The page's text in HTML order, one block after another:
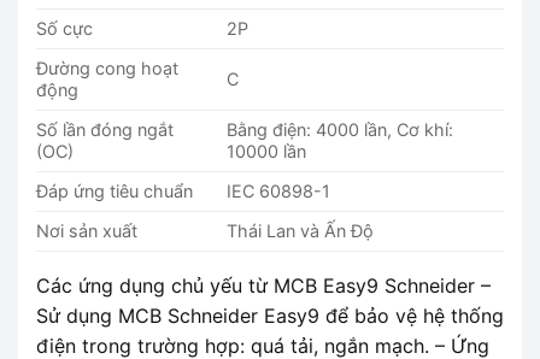
Số cực
2P
Đường cong hoạt
động
C
Số lần đóng ngắt
(OC)
Bằng điện: 4000 lần, Cơ khí:
10000 lần
Đáp ứng tiêu chuẩn
IEC 60898-1
Nơi sản xuất
Thái Lan và Ấn Độ
Các ứng dụng chủ yếu từ MCB Easy9 Schneider –
Sử dụng MCB Schneider Easy9 để bảo vệ hệ thống
điện trong trường hợp: quá tải, ngắn mạch. – Ứng